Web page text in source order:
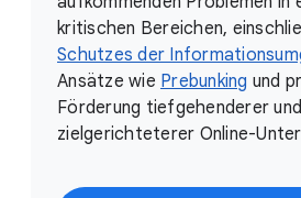
kritischen Bereichen,
Schutzes der
Ansätze wie Prebunking und
Förderung tiefgehenderer und
zielgerichteterer Online-